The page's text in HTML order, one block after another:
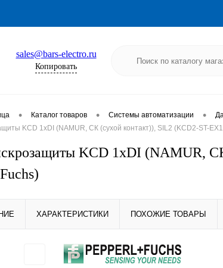
sales@bars-electro.ru
Копировать
• Каталог товаров • Системы автоматизации •
KCD 1хDI (NAMUR, СК (сухой контакт)), SIL2 (KCD2-ST-
KCD 1хDI (NAMUR,
ХАРАКТЕРИСТИКИ ПОХОЖИЕ ТОВАРЫ